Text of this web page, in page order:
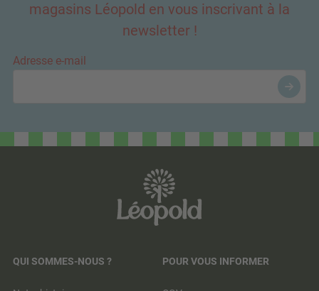
magasins Léopold en vous inscrivant à la
newsletter !
Adresse e-mail
QUI SOMMES-NOUS ? POUR VOUS INFORMER